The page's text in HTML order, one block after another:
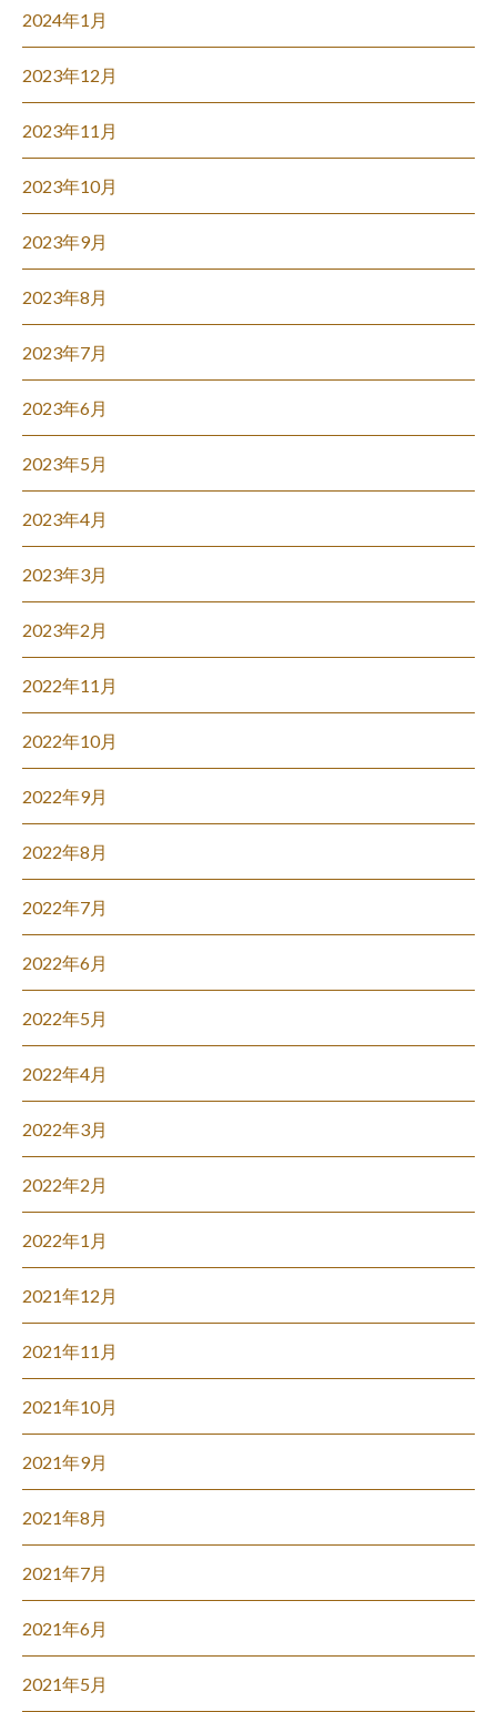
2024年1月
2023年12月
2023年11月
2023年10月
2023年9月
2023年8月
2023年7月
2023年6月
2023年5月
2023年4月
2023年3月
2023年2月
2022年11月
2022年10月
2022年9月
2022年8月
2022年7月
2022年6月
2022年5月
2022年4月
2022年3月
2022年2月
2022年1月
2021年12月
2021年11月
2021年10月
2021年9月
2021年8月
2021年7月
2021年6月
2021年5月